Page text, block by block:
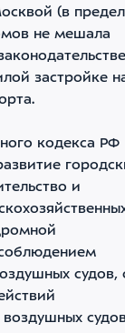
(в
не мешала
застройке
кодекса РФ
и
судов,